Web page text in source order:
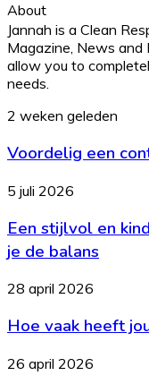
About
Jannah is a Clean
Magazine, News
allow you to
needs.
Voordelig
container
voor
bedrijfsafval
2 weken geleden
Voordelig een
Een
en
kindvriendelijk
interieur:
bewaar
de
5 juli 2026
Een stijlvol en
je de balans
Hoe
heeft
auto
onderhoud
28 april 2026
Hoe vaak heeft
Wanneer
26 april 2026